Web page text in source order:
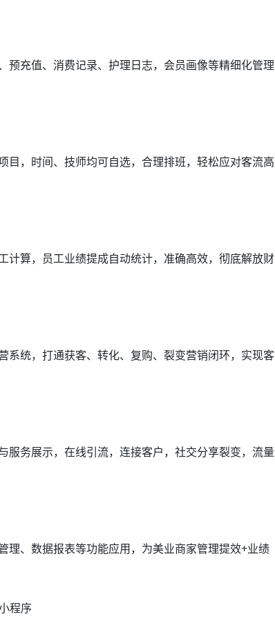
充值、消费记录、护理日志，会员画像等精细化管理
，时间、技师均可自选，合理排班，轻松应对客流高
算，员工业绩提成自动统计，准确高效，彻底解放财
统，打通获客、转化、复购、裂变营销闭环，实现客
务展示，在线引流，连接客户，社交分享裂变，流量
、数据报表等功能应用，为美业商家管理提效+业绩